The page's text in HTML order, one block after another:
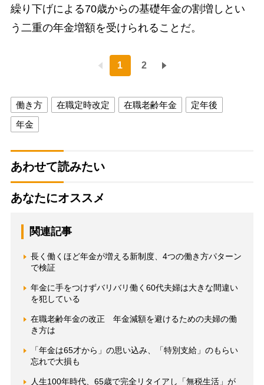
繰り下げによる70歳からの基礎年金の割増しとい
う二重の年金増額を受けられることだ。
1 2
働き方 在職定時改定 在職老齢年金
定年後
年金
あわせて読みたい
あなたにオススメ
関連記事
長く働くほど年金が増える新制度、4つの働き方パターン
で検証
年金に手をつけずバリバリ働く60代夫婦は大きな間違い
を犯している
在職老齢年金の改正 年金減額を避けるための夫婦の働
き方は
「年金は65才から」の思い込み、「特別支給」のもらい
忘れで大損も
人生100年時代、65歳で完全リタイアし「無税生活」が